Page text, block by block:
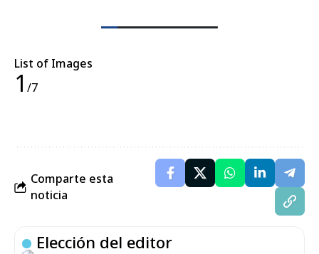
List of Images
1 /7
Comparte esta
noticia
Elección del editor